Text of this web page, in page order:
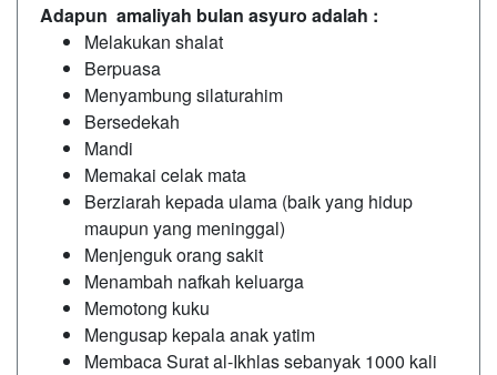
Adapun amaliyah bulan asyuro adalah :
Melakukan shalat
Berpuasa
Menyambung silaturahim
Bersedekah
Mandi
Memakai celak mata
Berziarah kepada ulama (baik yang hidup
maupun yang meninggal)
Menjenguk orang sakit
Menambah nafkah keluarga
Memotong kuku
Mengusap kepala anak yatim
Membaca Surat al-Ikhlas sebanyak 1000 kali